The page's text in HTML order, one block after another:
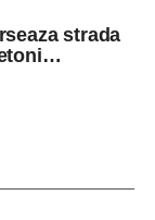
strada